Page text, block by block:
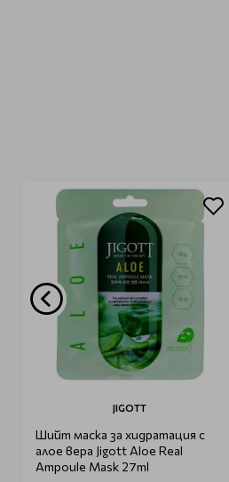
JIGOTT
Шийт маска за хидратация с
алое вера Jigott Aloe Real
Ampoule Mask 27ml